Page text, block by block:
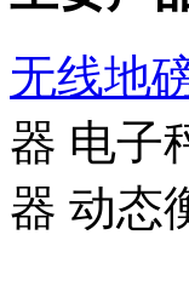
无线地
器 电子
器 动态